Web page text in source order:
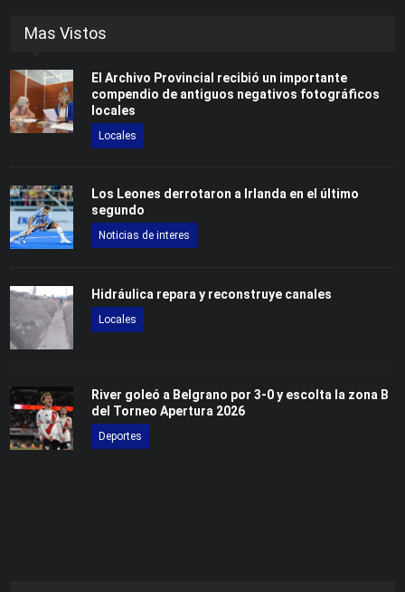
Mas Vistos
El Archivo Provincial recibió un importante
compendio de antiguos negativos fotográficos
locales
Locales
Los Leones derrotaron a Irlanda en el último
segundo
Noticias de interes
Hidráulica repara y reconstruye canales
Locales
River goleó a Belgrano por 3-0 y escolta la zona B
del Torneo Apertura 2026
Deportes